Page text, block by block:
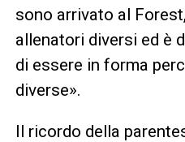
sono arrivato al
allenatori diversi ed è
di essere in forma
diverse».
Il ricordo della